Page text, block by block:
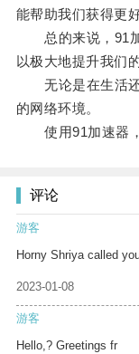
能帮助我们获得更
总的来说，91加
以极大地提升我们
无论是在生活还
的网络环境。
使用91加速器，
评论
游客
Horny Shriya called
2023-01-08
游客
Hello,? Greetings fr